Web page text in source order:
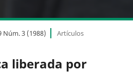
Núm. 3 (1988) Artículos
liberada por